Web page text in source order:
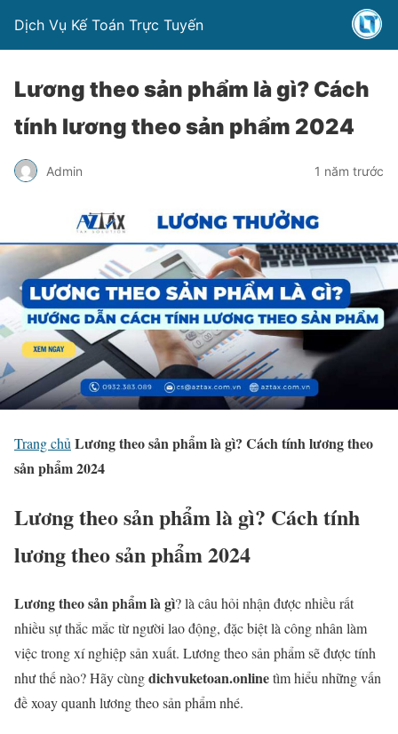
Dịch Vụ Kế Toán Trực Tuyến
Lương theo sản phẩm là gì? Cách
tính lương theo sản phẩm 2024
Admin 1 năm trước
Trang chủ Lương theo sản phẩm là gì? Cách tính lương theo
sản phẩm 2024
Lương theo sản phẩm là gì? Cách tính
lương theo sản phẩm 2024
Lương theo sản phẩm là gì? là câu hỏi nhận được nhiều rất
nhiều sự thắc mắc từ người lao động, đặc biệt là công nhân làm
việc trong xí nghiệp sản xuất. Lương theo sản phẩm sẽ được tính
như thế nào? Hãy cùngdichvuketoan.onlinetìm hiểu những vấn
đề xoay quanh lương theo sản phẩm nhé.